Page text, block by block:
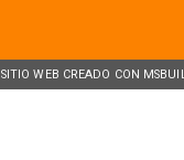
SITIO WEB CREADO CON